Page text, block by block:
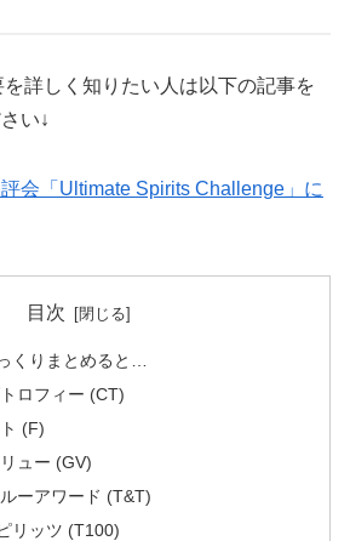
詳しく知りたい人は以下の記事を
い↓
会「Ultimate Spirits Challenge」に
目次
くりまとめると…
ロフィー (CT)
(F)
ュー (GV)
ーアワード (T&T)
リッツ (T100)